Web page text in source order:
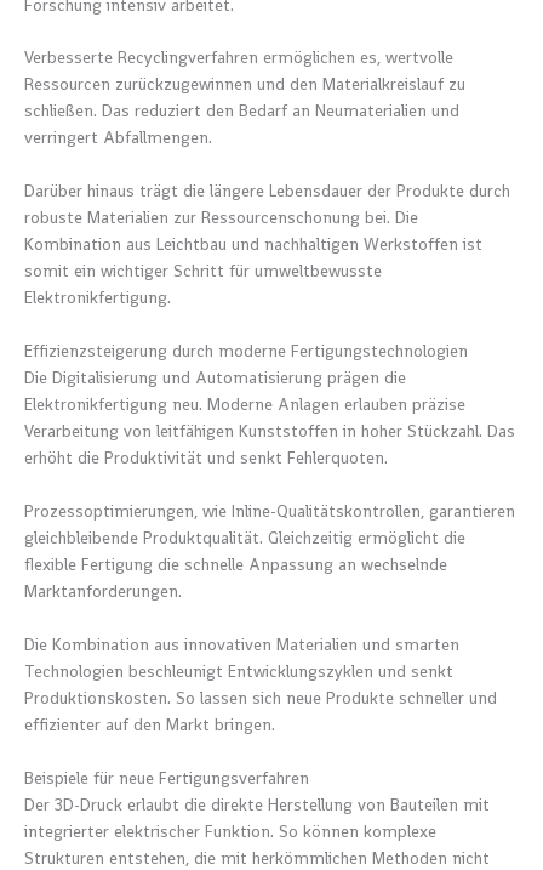
Forschung intensiv arbeitet.
Verbesserte Recyclingverfahren ermöglichen es, wertvolle
Ressourcen zurückzugewinnen und den Materialkreislauf zu
schließen. Das reduziert den Bedarf an Neumaterialien und
verringert Abfallmengen.
Darüber hinaus trägt die längere Lebensdauer der Produkte durch
robuste Materialien zur Ressourcenschonung bei. Die
Kombination aus Leichtbau und nachhaltigen Werkstoffen ist
somit ein wichtiger Schritt für umweltbewusste
Elektronikfertigung.
Effizienzsteigerung durch moderne Fertigungstechnologien
Die Digitalisierung und Automatisierung prägen die
Elektronikfertigung neu. Moderne Anlagen erlauben präzise
Verarbeitung von leitfähigen Kunststoffen in hoher Stückzahl. Das
erhöht die Produktivität und senkt Fehlerquoten.
Prozessoptimierungen, wie Inline-Qualitätskontrollen, garantieren
gleichbleibende Produktqualität. Gleichzeitig ermöglicht die
flexible Fertigung die schnelle Anpassung an wechselnde
Marktanforderungen.
Die Kombination aus innovativen Materialien und smarten
Technologien beschleunigt Entwicklungszyklen und senkt
Produktionskosten. So lassen sich neue Produkte schneller und
effizienter auf den Markt bringen.
Beispiele für neue Fertigungsverfahren
Der 3D-Druck erlaubt die direkte Herstellung von Bauteilen mit
integrierter elektrischer Funktion. So können komplexe
Strukturen entstehen, die mit herkömmlichen Methoden nicht